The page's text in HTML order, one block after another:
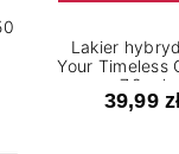
Lakier
Your Timeless
7,2 ml
39,99